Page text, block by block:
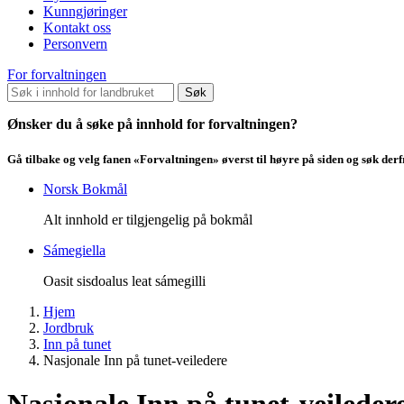
Kunngjøringer
Kontakt oss
Personvern
For forvaltningen
Søk
Ønsker du å søke på innhold for forvaltningen?
Gå tilbake og velg fanen «Forvaltningen» øverst til høyre på siden og søk
Norsk Bokmål
Alt innhold er tilgjengelig på bokmål
Sámegiella
Oasit sisdoalus leat sámegilli
Hjem
Jordbruk
Inn på tunet
Nasjonale Inn på tunet-veiledere